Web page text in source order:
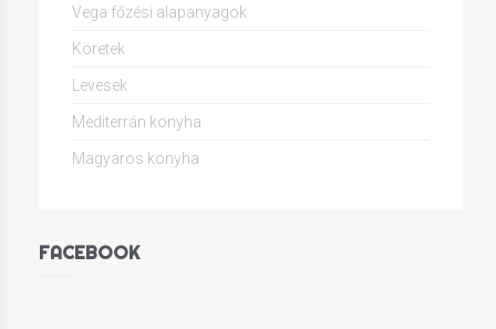
Vega főzési alapanyagok
Köretek
Levesek
Mediterrán konyha
Magyaros konyha
FACEBOOK